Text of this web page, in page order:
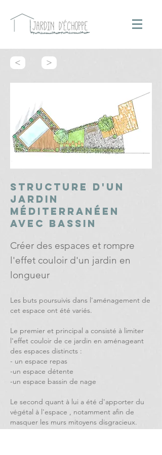
< >
Structure d'un
jardin
méditerranéen
avec bassin
Créer des espaces et rompre
l'effet couloir d'un jardin en
longueur
Les buts poursuivis dans l'aménagement de
cet espace ont été variés.
Le premier et principal a consisté à limiter
l'effet couloir de ce jardin en aménageant
des espaces distincts :
- un espace repas
-un espace détente
-un espace bassin de nage
Le second quant à lui a été d'apporter du
végétal à l'espace , notamment afin de
masquer les murs mitoyens disgracieux.